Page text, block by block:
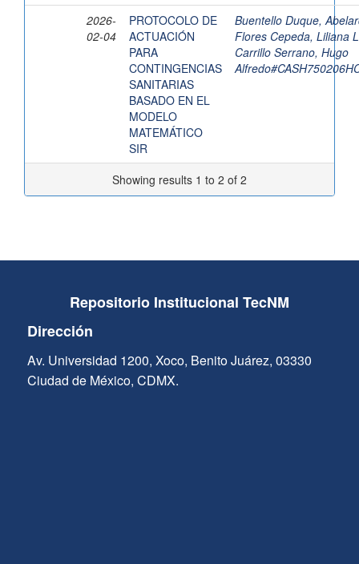
2026-
02-04
PROTOCOLO DE
ACTUACIÓN
PARA
CONTINGENCIAS
SANITARIAS
BASADO EN EL
MODELO
MATEMÁTICO
SIR
Buentello Duque,
Flores Cepeda, Liliana
Carrillo Serrano, Hugo
Showing results 1 to 2 of 2
Repositorio Institucional TecNM
Dirección
Av. Universidad 1200, Xoco, Benito Juárez, 03330
Ciudad de México, CDMX.